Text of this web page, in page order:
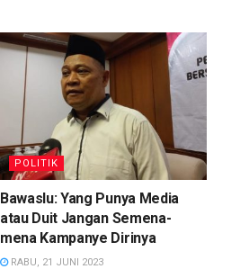
POLITIK
Bawaslu: Yang Punya Media
atau Duit Jangan Semena-
mena Kampanye Dirinya
RABU, 21 JUNI 2023